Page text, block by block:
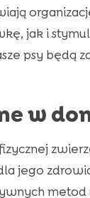
jak i
psy będą
w
jego